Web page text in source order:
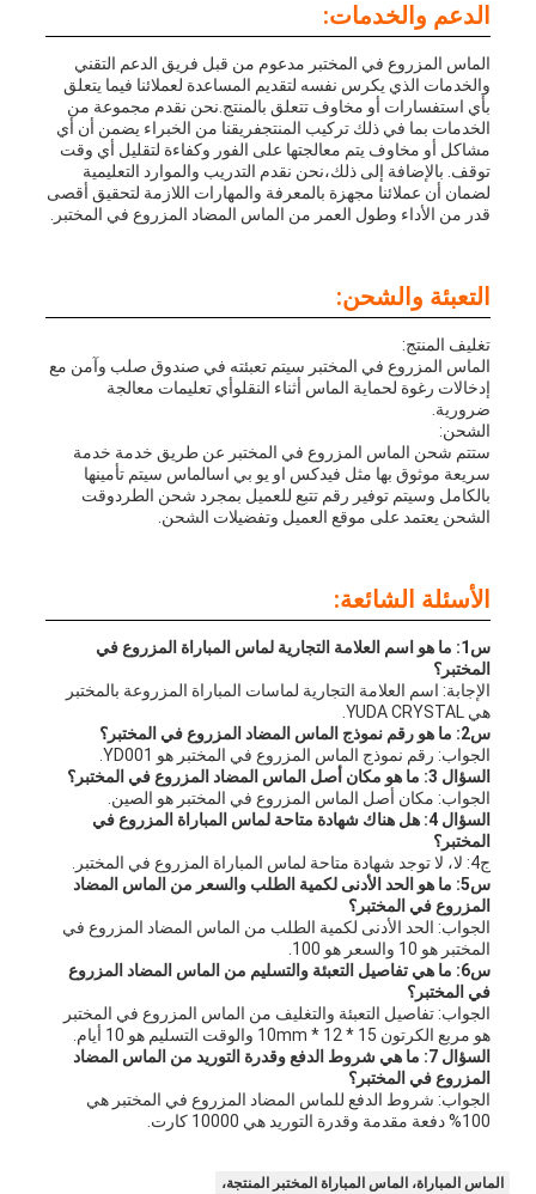
الدعم والخدمات:
الماس المزروع في المختبر مدعوم من قبل فريق الدعم التقني
والخدمات الذي يكرس نفسه لتقديم المساعدة لعملائنا فيما يتعلق
بأي استفسارات أو مخاوف تتعلق بالمنتج.نحن نقدم مجموعة من
الخدمات بما في ذلك تركيب المنتجفريقنا من الخبراء يضمن أن أي
مشاكل أو مخاوف يتم معالجتها على الفور وكفاءة لتقليل أي وقت
توقف. بالإضافة إلى ذلك،نحن نقدم التدريب والموارد التعليمية
لضمان أن عملائنا مجهزة بالمعرفة والمهارات اللازمة لتحقيق أقصى
قدر من الأداء وطول العمر من الماس المضاد المزروع في المختبر.
التعبئة والشحن:
تغليف المنتج:
الماس المزروع في المختبر سيتم تعبئته في صندوق صلب وآمن مع
إدخالات رغوة لحماية الماس أثناء النقلوأي تعليمات معالجة
ضرورية.
الشحن:
ستتم شحن الماس المزروع في المختبر عن طريق خدمة خدمة
سريعة موثوق بها مثل فيدكس او يو بي اسالماس سيتم تأمينها
بالكامل وسيتم توفير رقم تتبع للعميل بمجرد شحن الطردوقت
الشحن يعتمد على موقع العميل وتفضيلات الشحن.
الأسئلة الشائعة:
س1: ما هو اسم العلامة التجارية لماس المباراة المزروع في
المختبر؟
الإجابة: اسم العلامة التجارية لماسات المباراة المزروعة بالمختبر
هي YUDA CRYSTAL.
س2: ما هو رقم نموذج الماس المضاد المزروع في المختبر؟
الجواب: رقم نموذج الماس المزروع في المختبر هو YD001.
السؤال 3: ما هو مكان أصل الماس المضاد المزروع في المختبر؟
الجواب: مكان أصل الماس المزروع في المختبر هو الصين.
السؤال 4: هل هناك شهادة متاحة لماس المباراة المزروع في
المختبر؟
ج4: لا، لا توجد شهادة متاحة لماس المباراة المزروع في المختبر.
س5: ما هو الحد الأدنى لكمية الطلب والسعر من الماس المضاد
المزروع في المختبر؟
الجواب: الحد الأدنى لكمية الطلب من الماس المضاد المزروع في
المختبر هو 10 والسعر هو 100.
س6: ما هي تفاصيل التعبئة والتسليم من الماس المضاد المزروع
في المختبر؟
الجواب: تفاصيل التعبئة والتغليف من الماس المزروع في المختبر
هو مربع الكرتون 15 * 12 * 10mm والوقت التسليم هو 10 أيام.
السؤال 7: ما هي شروط الدفع وقدرة التوريد من الماس المضاد
المزروع في المختبر؟
الجواب: شروط الدفع للماس المضاد المزروع في المختبر هي
100% دفعة مقدمة وقدرة التوريد هي 10000 كارت.
الماس المباراة، الماس المباراة المختبر المنتجة،